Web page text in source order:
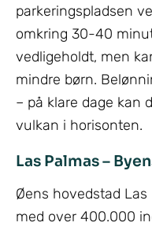
parkeringspladsen
omkring 30-40
vedligeholdt, men
mindre børn.
– på klare dage kan
vulkan i horisonten.
Las Palmas –
Øens hovedstad
med over 400.000